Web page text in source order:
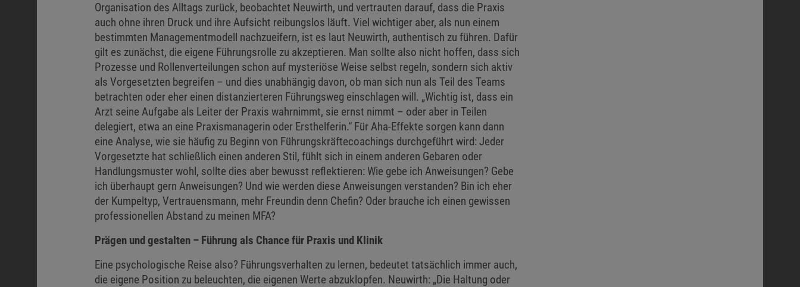
Organisation des Alltags zurück, beobachtet Neuwirth, und vertrauten darauf, dass die Praxis
auch ohne ihren Druck und ihre Aufsicht reibungslos läuft. Viel wichtiger aber, als nun einem
bestimmten Managementmodell nachzueifern, ist es laut Neuwirth, authentisch zu führen. Dafür
gilt es zunächst, die eigene Führungsrolle zu akzeptieren. Man sollte also nicht hoffen, dass sich
Prozesse und Rollenverteilungen schon auf mysteriöse Weise selbst regeln, sondern sich aktiv
als Vorgesetzten begreifen – und dies unabhängig davon, ob man sich nun als Teil des Teams
betrachten oder eher einen distanzierteren Führungsweg einschlagen will. „Wichtig ist, dass ein
Arzt seine Aufgabe als Leiter der Praxis wahrnimmt, sie ernst nimmt – oder aber in Teilen
delegiert, etwa an eine Praxismanagerin oder Ersthelferin.“ Für Aha-Effekte sorgen kann dann
eine Analyse, wie sie häufig zu Beginn von Führungskräftecoachings durchgeführt wird: Jeder
Vorgesetzte hat schließlich einen anderen Stil, fühlt sich in einem anderen Gebaren oder
Handlungsmuster wohl, sollte dies aber bewusst reflektieren: Wie gebe ich Anweisungen? Gebe
ich überhaupt gern Anweisungen? Und wie werden diese Anweisungen verstanden? Bin ich eher
der Kumpeltyp, Vertrauensmann, mehr Freundin denn Chefin? Oder brauche ich einen gewissen
professionellen Abstand zu meinen MFA?
Prägen und gestalten – Führung als Chance für Praxis und Klinik
Eine psychologische Reise also? Führungsverhalten zu lernen, bedeutet tatsächlich immer auch,
die eigene Position zu beleuchten, die eigenen Werte abzuklopfen. Neuwirth: „Die Haltung oder